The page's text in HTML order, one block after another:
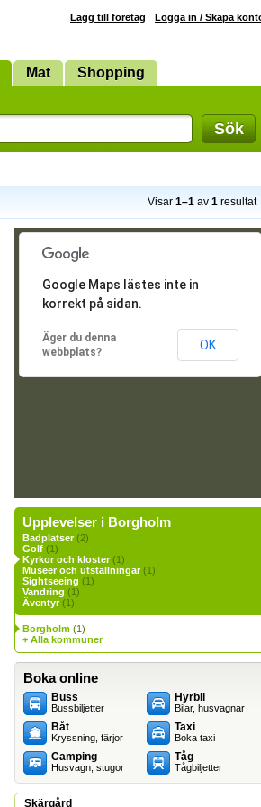
Lägg till företag Logga in / Skapa
Mat Shopping
Sök
Visar 1–1 av 1 resultat
Google Maps lästes inte in
korrekt på sidan.
Äger du denna
webbplats?
OK
Upplevelser i Borgholm
Badplatser(2)
Golf (1)
Kyrkor och kloster(1)
Museer och utställningar(1)
Sightseeing (1)
Vandring (1)
Äventyr(1)
Borgholm (1)
+ Alla kommuner
Boka online
Buss
Bussbiljetter
Båt
Kryssning, färjor
Camping
Husvagn, stugor
Hyrbil
Bilar, husvagnar
Taxi
Boka taxi
Tåg
Tågbiljetter
Skärgård